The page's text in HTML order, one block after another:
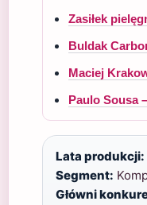
Zasiłek
Buldak
Maciej
Paulo Sousa
Lata produkcji:
Segment:
Główni